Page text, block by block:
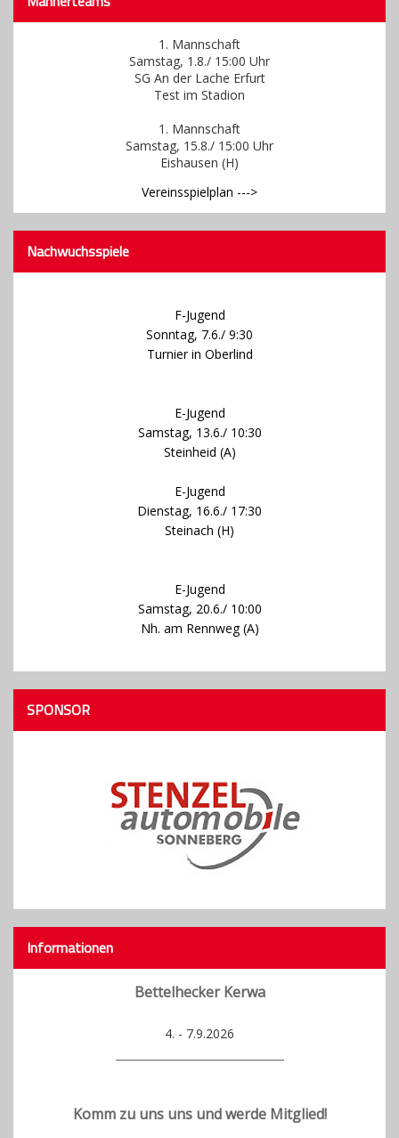
1. Mannschaft
Samstag, 1.8./ 15:00 Uhr
SG An der Lache Erfurt
Test im Stadion
1. Mannschaft
Samstag, 15.8./ 15:00 Uhr
Eishausen (H)
Vereinsspielplan --->
Nachwuchsspiele
F-Jugend
Sonntag, 7.6./ 9:30
Turnier in Oberlind
E-Jugend
Samstag, 13.6./ 10:30
Steinheid (A)
E-Jugend
Dienstag, 16.6./ 17:30
Steinach (H)
E-Jugend
Samstag, 20.6./ 10:00
Nh. am Rennweg (A)
SPONSOR
Informationen
Bettelhecker Kerwa
4. - 7.9.2026
Komm zu uns uns und werde Mitglied!